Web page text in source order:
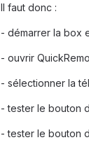
Il faut donc :
- démarrer la box
- ouvrir
- sélectionner la
- tester le bouton
- tester le bouton